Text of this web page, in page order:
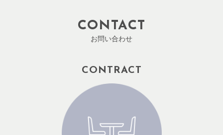
CONTACT
お問い合わせ
CONTRACT